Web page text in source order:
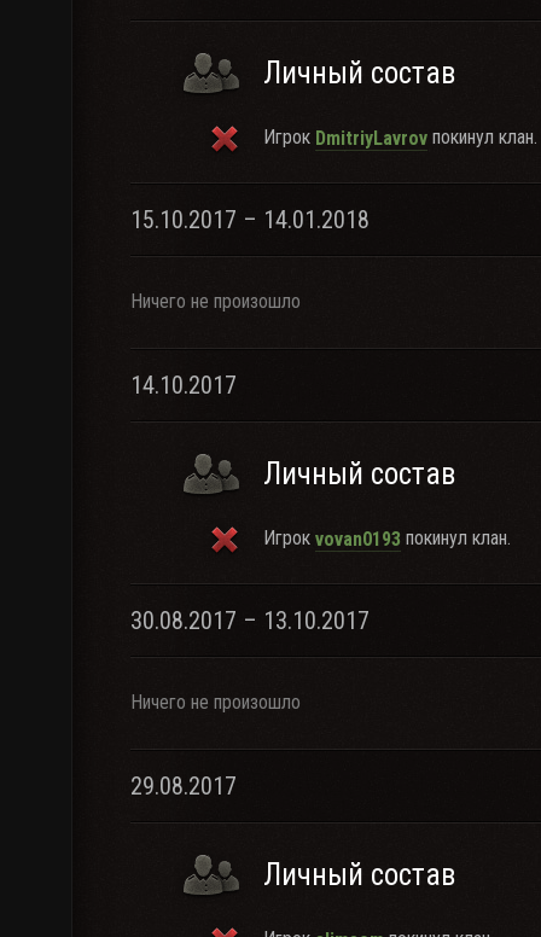
Личный состав
Игрок DmitriyLavrov покинул клан.
15.10.2017 – 14.01.2018
Ничего не произошло
14.10.2017
Личный состав
Игрок vovan0193 покинул клан.
30.08.2017 – 13.10.2017
Ничего не произошло
29.08.2017
Личный состав